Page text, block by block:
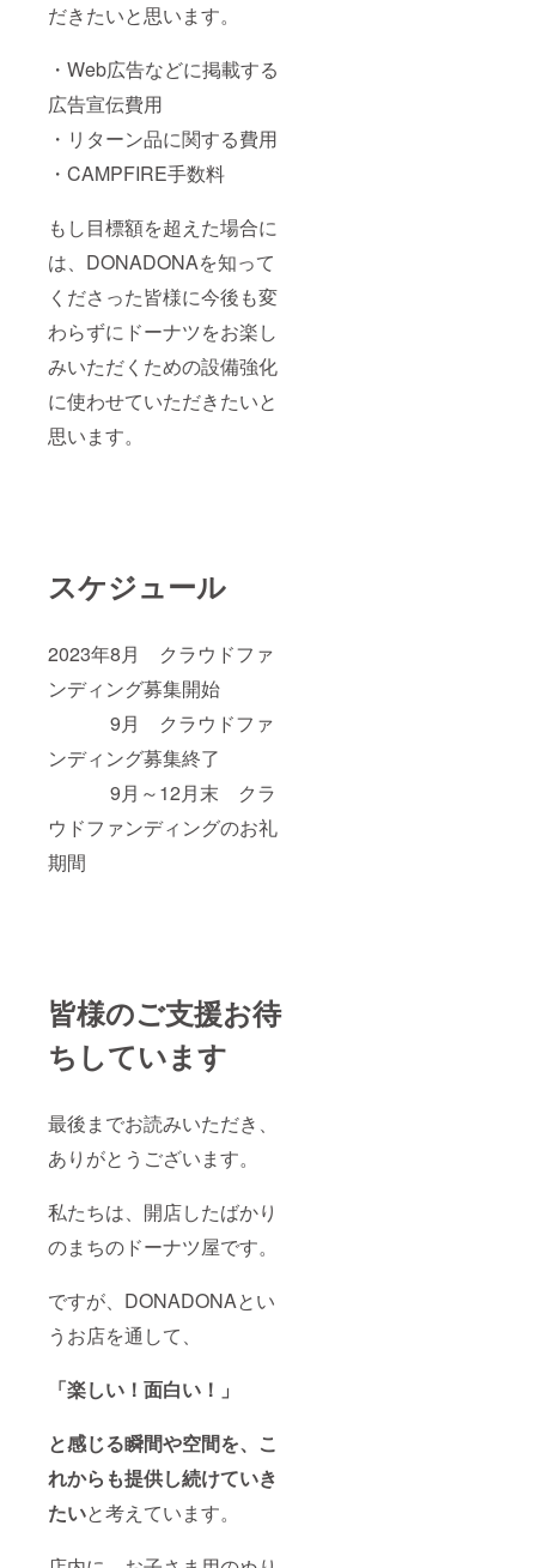
だきたいと思います。
・Web広告などに掲載する
広告宣伝費用
・リターン品に関する費用
・CAMPFIRE手数料
もし目標額を超えた場合に
は、DONADONAを知って
くださった皆様に今後も変
わらずにドーナツをお楽し
みいただくための設備強化
に使わせていただきたいと
思います。
スケジュール
2023年8月 クラウドファ
ンディング募集開始
9月 クラウドファ
ンディング募集終了
9月～12月末 クラ
ウドファンディングのお礼
期間
皆様のご支援お待
ちしています
最後までお読みいただき、
ありがとうございます。
私たちは、開店したばかり
のまちのドーナツ屋です。
ですが、DONADONAとい
うお店を通して、
「楽しい！面白い！」
と感じる瞬間や空間を、こ
れからも提供し続けていき
たいと考えています。